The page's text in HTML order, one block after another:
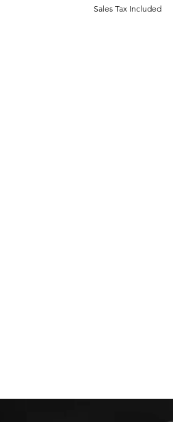
Sales Tax Included